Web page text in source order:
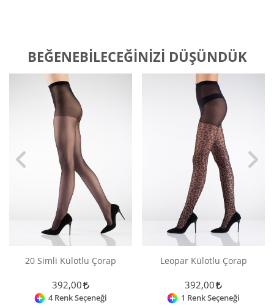
BEĞENEBILECEĞINIZI DÜŞÜNDÜK
20 Simli Külotlu Çorap
392,00
4 Renk Seçeneği
Leopar Külotlu Çorap
392,00
1 Renk Seçeneği